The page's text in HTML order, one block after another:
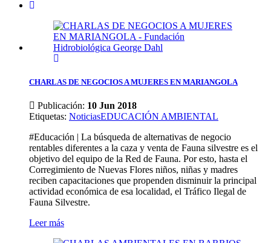
CHARLAS DE NEGOCIOS A MUJERES EN MARIANGOLA
Publicación: 10 Jun 2018
Etiquetas: NoticiasEDUCACIÓN AMBIENTAL
#Educación | La búsqueda de alternativas de negocio
rentables diferentes a la caza y venta de Fauna silvestre es el
objetivo del equipo de la Red de Fauna. Por esto, hasta el
Corregimiento de Nuevas Flores niños, niñas y madres
reciben capacitaciones que propenden disminuir la principal
actividad económica de esa localidad, el Tráfico Ilegal de
Fauna Silvestre.
Leer más